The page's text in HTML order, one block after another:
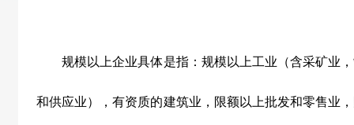
规模以上企业具体是指：规模以上工业（含采矿业，
和供应业），有资质的建筑业，限额以上批发和零售业